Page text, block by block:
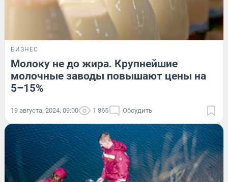
БИЗНЕС
Молоку не до жира. Крупнейшие
молочные заводы повышают цены на
5–15%
19 августа, 2024, 09:00 1 865 Обсудить